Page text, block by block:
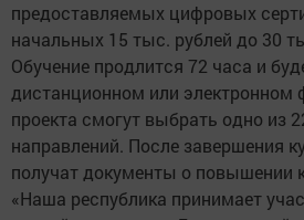
предоставляемых цифровых
начальных 15 тыс. рублей до 30
Обучение продлится 72 часа и
дистанционном или электронном
проекта смогут выбрать одно из
направлений. После завершения
получат документы о повышении
«Наша республика принимает